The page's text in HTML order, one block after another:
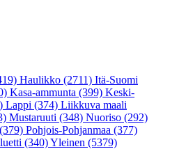
Haulikko (2711) Itä-Suomi
Kasa-ammunta (399) Keski-
Lappi (374) Liikkuva maali
Mustaruuti (348) Nuoriso (292)
(379) Pohjois-Pohjanmaa (377)
(340)Yleinen (5379)